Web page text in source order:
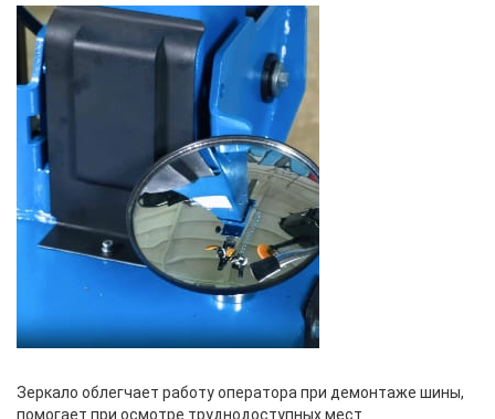
Зеркало облегчает работу оператора при демонтаже шины,
помогает при осмотре труднодоступных мест